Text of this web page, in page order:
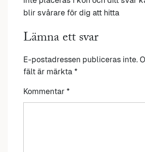
blir svårare för dig att hitta
Lämna ett svar
E-postadressen publiceras inte.
fält är märkta *
Kommentar *